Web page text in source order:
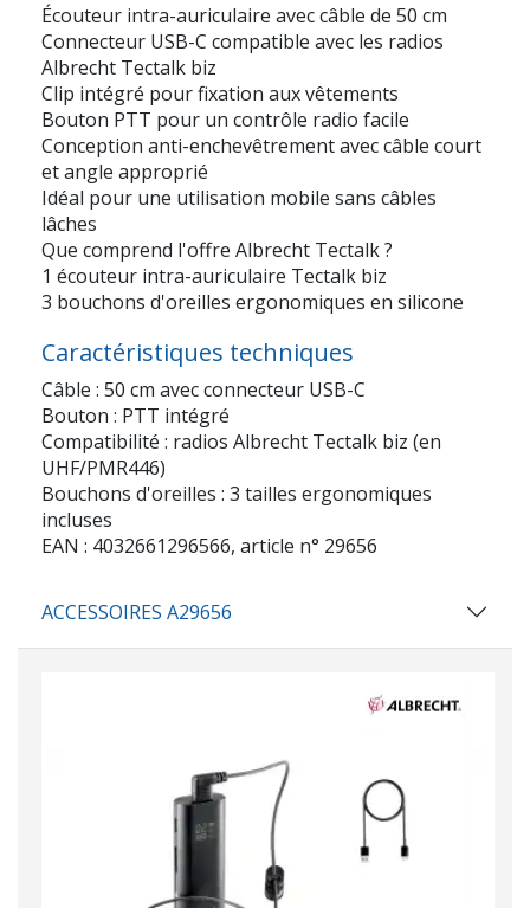
Écouteur intra-auriculaire avec câble de 50 cm
Connecteur USB-C compatible avec les radios
Albrecht Tectalk biz
Clip intégré pour fixation aux vêtements
Bouton PTT pour un contrôle radio facile
Conception anti-enchevêtrement avec câble court
et angle approprié
Idéal pour une utilisation mobile sans câbles
lâches
Que comprend l'offre Albrecht Tectalk ?
1 écouteur intra-auriculaire Tectalk biz
3 bouchons d'oreilles ergonomiques en silicone
Caractéristiques techniques
Câble : 50 cm avec connecteur USB-C
Bouton : PTT intégré
Compatibilité : radios Albrecht Tectalk biz (en
UHF/PMR446)
Bouchons d'oreilles : 3 tailles ergonomiques
incluses
EAN : 4032661296566, article n° 29656
ACCESSOIRES A29656